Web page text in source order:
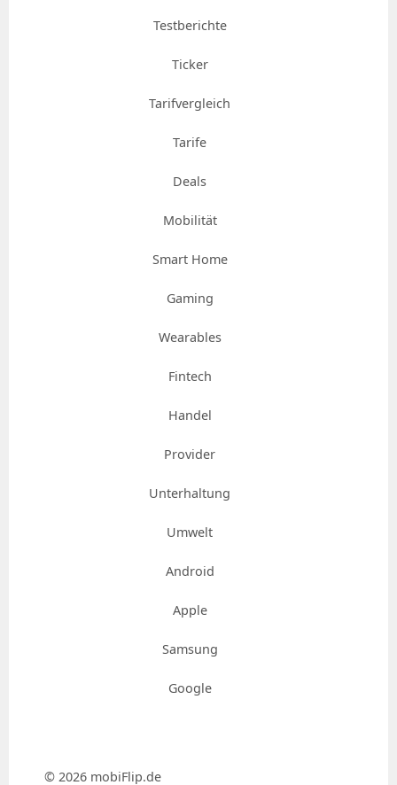
Testberichte
Ticker
Tarifvergleich
Tarife
Deals
Mobilität
Smart Home
Gaming
Wearables
Fintech
Handel
Provider
Unterhaltung
Umwelt
Android
Apple
Samsung
Google
© 2026 mobiFlip.de